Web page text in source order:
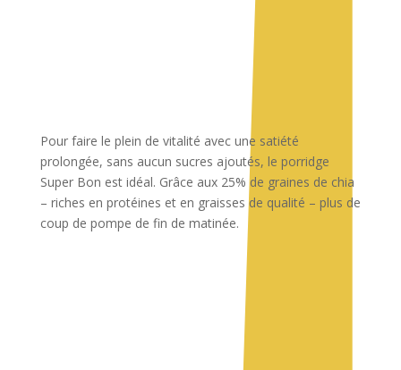
Pour faire le plein de vitalité avec une satiété
prolongée, sans aucun sucres ajoutés, le porridge
Super Bon est idéal. Grâce aux 25% de graines de chia
– riches en protéines et en graisses de qualité – plus de
coup de pompe de fin de matinée.